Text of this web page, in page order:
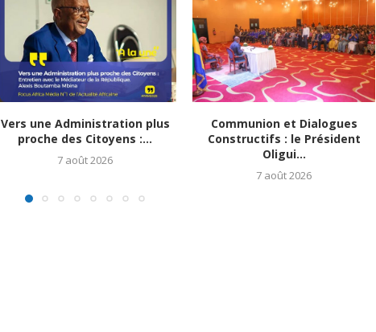
Vers une Administration plus
proche des Citoyens :...
7 août 2026
Communion et Dialogues
Constructifs : le Président
Oligui...
7 août 2026